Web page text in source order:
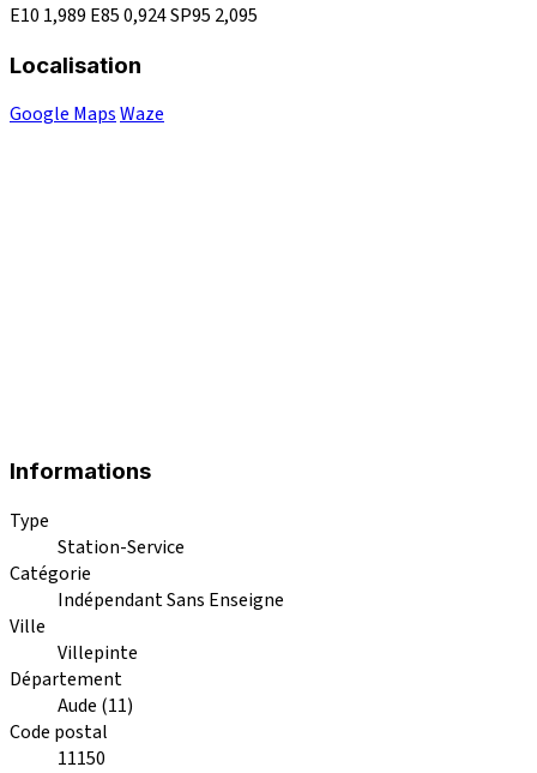
E10 1,989 E850,924SP95 2,095
Localisation
Google MapsWaze
Informations
Type
Station-Service
Catégorie
Indépendant Sans Enseigne
Ville
Villepinte
Département
Aude (11)
Code postal
11150